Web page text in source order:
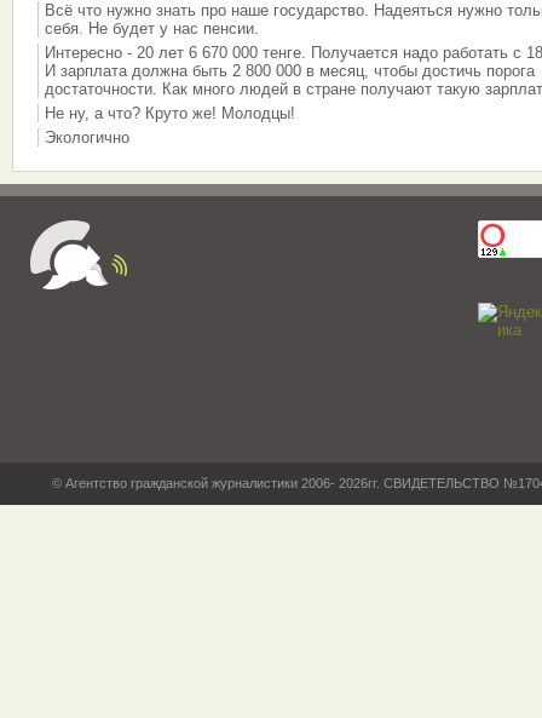
Всё что нужно знать про наше государство. Надеяться нужно
себя. Не будет у нас пенсии.
Интересно - 20 лет 6 670 000 тенге. Получается надо работать с
И зарплата должна быть 2 800 000 в месяц, чтобы достичь порога
достаточности. Как много людей в стране получают такую
Не ну, а что? Круто же! Молодцы!
Экологично
© Агентство гражданской журналистики 2006- 2026гг. СВИДЕТЕЛЬСТВО